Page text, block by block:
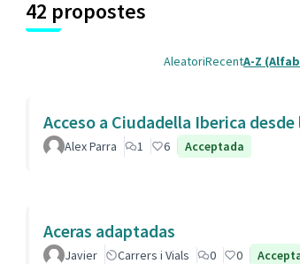
42 propostes
AleatoriRecentA-Z
Acceso a Ciudadella Iberica
Alex Parra 1 6 Acceptada
Aceras adaptadas
Javier Carrers i Vials 0 0